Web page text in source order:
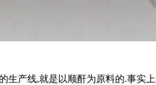
生产线,就是以顺酐为原料的.事